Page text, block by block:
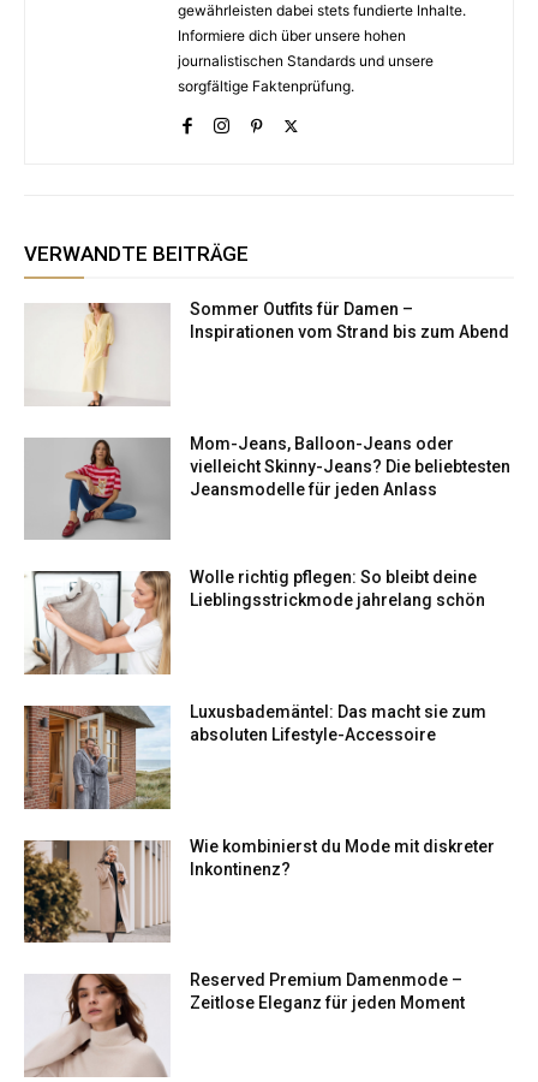
gewährleisten dabei stets fundierte Inhalte.
Informiere dich über unsere hohen
journalistischen Standards und unsere
sorgfältige Faktenprüfung.
VERWANDTE BEITRÄGE
Sommer Outfits für Damen –
Inspirationen vom Strand bis zum Abend
Mom-Jeans, Balloon-Jeans oder
vielleicht Skinny-Jeans? Die beliebtesten
Jeansmodelle für jeden Anlass
Wolle richtig pflegen: So bleibt deine
Lieblingsstrickmode jahrelang schön
Luxusbademäntel: Das macht sie zum
absoluten Lifestyle-Accessoire
Wie kombinierst du Mode mit diskreter
Inkontinenz?
Reserved Premium Damenmode –
Zeitlose Eleganz für jeden Moment